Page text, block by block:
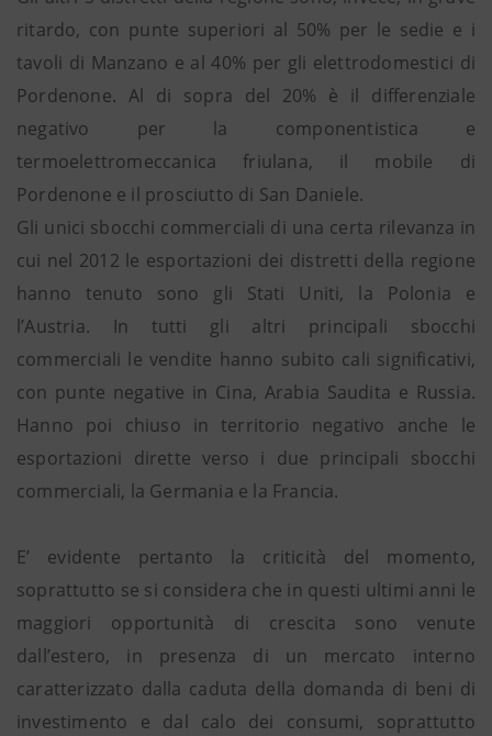
ritardo, con punte superiori al 50% per le sedie e i
tavoli di Manzano e al 40% per gli elettrodomestici di
Pordenone. Al di sopra del 20% è il differenziale
negativo per la componentistica e
termoelettromeccanica friulana, il mobile di
Pordenone e il prosciutto di San Daniele.
Gli unici sbocchi commerciali di una certa rilevanza in
cui nel 2012 le esportazioni dei distretti della regione
hanno tenuto sono gli Stati Uniti, la Polonia e
l’Austria. In tutti gli altri principali sbocchi
commerciali le vendite hanno subito cali significativi,
con punte negative in Cina, Arabia Saudita e Russia.
Hanno poi chiuso in territorio negativo anche le
esportazioni dirette verso i due principali sbocchi
commerciali, la Germania e la Francia.
E’ evidente pertanto la criticità del momento,
soprattutto se si considera che in questi ultimi anni le
maggiori opportunità di crescita sono venute
dall’estero, in presenza di un mercato interno
caratterizzato dalla caduta della domanda di beni di
investimento e dal calo dei consumi, soprattutto